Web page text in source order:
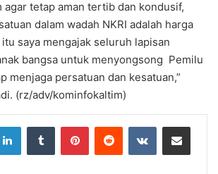
tetap aman tertib dan kondusif,
dalam wadah NKRI adalah harga
saya mengajak seluruh lapisan
bangsa untuk menyongsong Pemilu
menjaga persatuan dan kesatuan,”
(rz/adv/kominfokaltim)